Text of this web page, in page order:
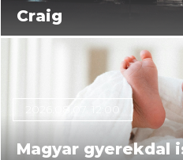
Craig
2026.08.07. 12:00
Magyar gyerekdal